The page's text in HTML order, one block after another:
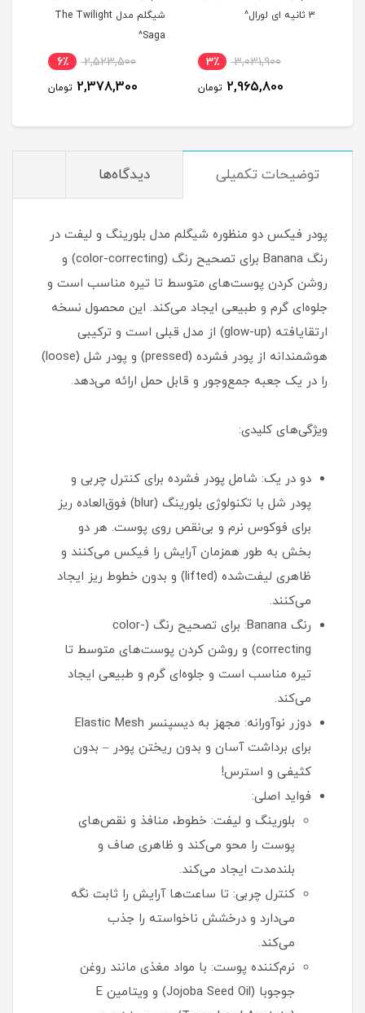
3 ثانیه ای لورال^
3,031,900 3٪
2,965,800 تومان
شیگلم مدل The Twilight
Saga^
2,523,500 6٪
2,378,300 تومان
توضیحات تکمیلی دیدگاه‌ها
پودر فیکس دو منظوره شیگلم مدل بلورینگ و لیفت در
رنگ Banana برای تصحیح رنگ (color-correcting) و
روشن کردن پوست‌های متوسط تا تیره مناسب است و
جلوه‌ای گرم و طبیعی ایجاد می‌کند. این محصول نسخه
ارتقایافته (glow-up) از مدل قبلی است و ترکیبی
هوشمندانه از پودر فشرده (pressed) و پودر شل (loose)
را در یک جعبه جمع‌وجور و قابل حمل ارائه می‌دهد.
ویژگی‌های کلیدی:
دو در یک: شامل پودر فشرده برای کنترل چربی و
پودر شل با تکنولوژی بلورینگ (blur) فوق‌العاده ریز
برای فوکوس نرم و بی‌نقص روی پوست. هر دو
بخش به طور همزمان آرایش را فیکس می‌کنند و
ظاهری لیفت‌شده (lifted) و بدون خطوط ریز ایجاد
می‌کنند.
رنگ Banana: برای تصحیح رنگ (color-
correcting) و روشن کردن پوست‌های متوسط تا
تیره مناسب است و جلوه‌ای گرم و طبیعی ایجاد
می‌کند.
دوزر نوآورانه: مجهز به دیسپنسر Elastic Mesh
برای برداشت آسان و بدون ریختن پودر – بدون
کثیفی و استرس!
فواید اصلی:
بلورینگ و لیفت: خطوط، منافذ و نقص‌های
پوست را محو می‌کند و ظاهری صاف و
بلندمدت ایجاد می‌کند.
کنترل چربی: تا ساعت‌ها آرایش را ثابت نگه
می‌دارد و درخشش ناخواسته را جذب
می‌کند.
نرم‌کننده پوست: با مواد مغذی مانند روغن
جوجوبا (Jojoba Seed Oil) و ویتامین E